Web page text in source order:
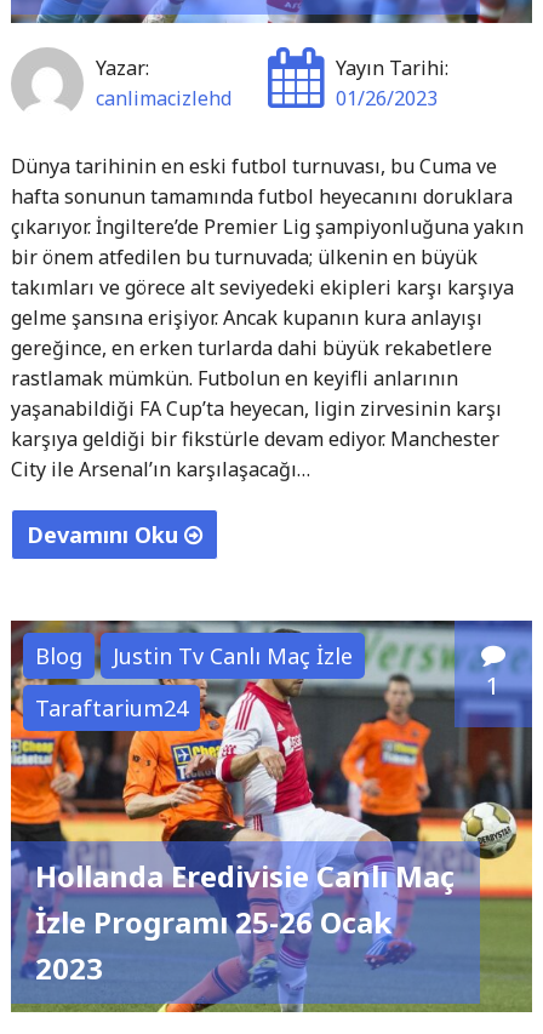
Yazar:
canlimacizlehd
Yayın Tarihi:
01/26/2023
Dünya tarihinin en eski futbol turnuvası, bu Cuma ve
hafta sonunun tamamında futbol heyecanını doruklara
çıkarıyor. İngiltere’de Premier Lig şampiyonluğuna yakın
bir önem atfedilen bu turnuvada; ülkenin en büyük
takımları ve görece alt seviyedeki ekipleri karşı karşıya
gelme şansına erişiyor. Ancak kupanın kura anlayışı
gereğince, en erken turlarda dahi büyük rekabetlere
rastlamak mümkün. Futbolun en keyifli anlarının
yaşanabildiği FA Cup’ta heyecan, ligin zirvesinin karşı
karşıya geldiği bir fikstürle devam ediyor. Manchester
City ile Arsenal’ın karşılaşacağı…
Devamını Oku
4.
Tur
Canlı
Maç
İzle
Programı
–
27-
28-
29
Ocak
2023"
Blog
Justin Tv Canlı Maç İzle
Taraftarium24
1
Hollanda Eredivisie Canlı Maç
İzle Programı 25-26 Ocak
2023